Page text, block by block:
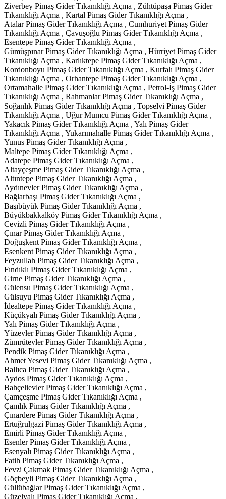
Ziverbey Pimaş Gider Tıkanıklığı Açma , Zühtüpaşa Pimaş Gider
Tıkanıklığı Açma , Kartal Pimaş Gider Tıkanıklığı Açma ,
Atalar Pimaş Gider Tıkanıklığı Açma , Cumhuriyet Pimaş Gider
Tıkanıklığı Açma , Çavuşoğlu Pimaş Gider Tıkanıklığı Açma ,
Esentepe Pimaş Gider Tıkanıklığı Açma ,
Gümüşpınar Pimaş Gider Tıkanıklığı Açma , Hürriyet Pimaş Gider
Tıkanıklığı Açma , Karlıktepe Pimaş Gider Tıkanıklığı Açma ,
Kordonboyu Pimaş Gider Tıkanıklığı Açma , Kurfalı Pimaş Gider
Tıkanıklığı Açma , Orhantepe Pimaş Gider Tıkanıklığı Açma ,
Ortamahalle Pimaş Gider Tıkanıklığı Açma , Petrol-İş Pimaş Gider
Tıkanıklığı Açma , Rahmanlar Pimaş Gider Tıkanıklığı Açma ,
Soğanlık Pimaş Gider Tıkanıklığı Açma , Topselvi Pimaş Gider
Tıkanıklığı Açma , Uğur Mumcu Pimaş Gider Tıkanıklığı Açma ,
Yakacık Pimaş Gider Tıkanıklığı Açma , Yalı Pimaş Gider
Tıkanıklığı Açma , Yukarımahalle Pimaş Gider Tıkanıklığı Açma ,
Yunus Pimaş Gider Tıkanıklığı Açma ,
Maltepe Pimaş Gider Tıkanıklığı Açma ,
Adatepe Pimaş Gider Tıkanıklığı Açma ,
Altayçeşme Pimaş Gider Tıkanıklığı Açma ,
Altıntepe Pimaş Gider Tıkanıklığı Açma ,
Aydınevler Pimaş Gider Tıkanıklığı Açma ,
Bağlarbaşı Pimaş Gider Tıkanıklığı Açma ,
Başıbüyük Pimaş Gider Tıkanıklığı Açma ,
Büyükbakkalköy Pimaş Gider Tıkanıklığı Açma ,
Cevizli Pimaş Gider Tıkanıklığı Açma ,
Çınar Pimaş Gider Tıkanıklığı Açma ,
Doğuşkent Pimaş Gider Tıkanıklığı Açma ,
Esenkent Pimaş Gider Tıkanıklığı Açma ,
Feyzullah Pimaş Gider Tıkanıklığı Açma ,
Fındıklı Pimaş Gider Tıkanıklığı Açma ,
Girne Pimaş Gider Tıkanıklığı Açma ,
Gülensu Pimaş Gider Tıkanıklığı Açma ,
Gülsuyu Pimaş Gider Tıkanıklığı Açma ,
İdealtepe Pimaş Gider Tıkanıklığı Açma ,
Küçükyalı Pimaş Gider Tıkanıklığı Açma ,
Yalı Pimaş Gider Tıkanıklığı Açma ,
Yüzevler Pimaş Gider Tıkanıklığı Açma ,
Zümrütevler Pimaş Gider Tıkanıklığı Açma ,
Pendik Pimaş Gider Tıkanıklığı Açma ,
Ahmet Yesevi Pimaş Gider Tıkanıklığı Açma ,
Ballıca Pimaş Gider Tıkanıklığı Açma ,
Aydos Pimaş Gider Tıkanıklığı Açma ,
Bahçelievler Pimaş Gider Tıkanıklığı Açma ,
Çamçeşme Pimaş Gider Tıkanıklığı Açma ,
Çamlık Pimaş Gider Tıkanıklığı Açma ,
Çınardere Pimaş Gider Tıkanıklığı Açma ,
Ertuğrulgazi Pimaş Gider Tıkanıklığı Açma ,
Emirli Pimaş Gider Tıkanıklığı Açma ,
Esenler Pimaş Gider Tıkanıklığı Açma ,
Esenyalı Pimaş Gider Tıkanıklığı Açma ,
Fatih Pimaş Gider Tıkanıklığı Açma ,
Fevzi Çakmak Pimaş Gider Tıkanıklığı Açma ,
Göçbeyli Pimaş Gider Tıkanıklığı Açma ,
Güllübağlar Pimaş Gider Tıkanıklığı Açma ,
Güzelyalı Pimaş Gider Tıkanıklığı Açma ,